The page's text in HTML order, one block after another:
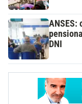
ANSES:
DNI